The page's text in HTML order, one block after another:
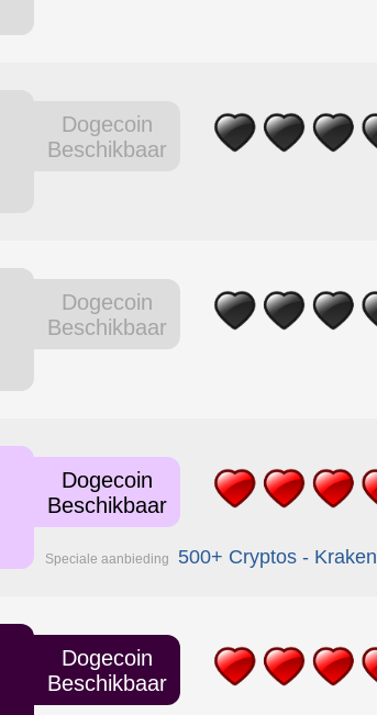
Dogecoin
Beschikbaar
Dogecoin
Beschikbaar
Dogecoin
Beschikbaar
Speciale aanbieding 500+ Cryptos - Kraken
Dogecoin
Beschikbaar